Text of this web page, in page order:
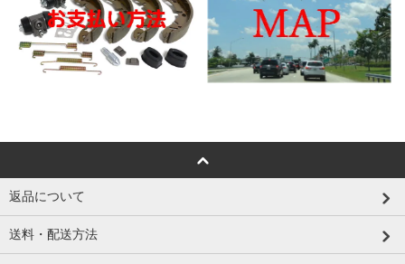
返品について
送料・配送方法